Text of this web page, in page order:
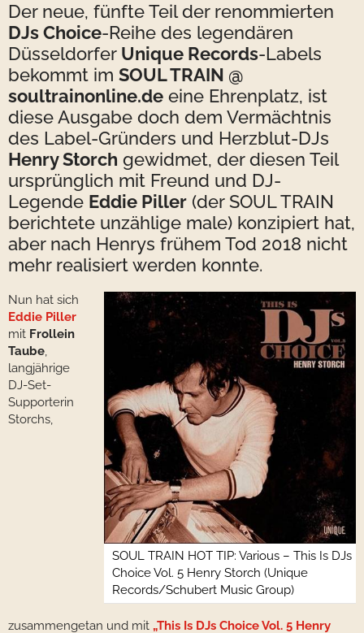
Der neue, fünfte Teil der renommierten
DJs Choice-Reihe des legendären
Düsseldorfer Unique Records-Labels
bekommt im SOUL TRAIN @
soultrainonline.de eine Ehrenplatz, ist
diese Ausgabe doch dem Vermächtnis
des Label-Gründers und Herzblut-DJs
Henry Storch gewidmet, der diesen Teil
ursprünglich mit Freund und DJ-
Legende Eddie Piller (der SOUL TRAIN
berichtete unzählige male) konzipiert hat,
aber nach Henrys frühem Tod 2018 nicht
mehr realisiert werden konnte.
SOUL TRAIN HOT TIP: Various – This Is DJs
Choice Vol. 5 Henry Storch (Unique
Records/Schubert Music Group)
Nun hat sich
Eddie Piller
mit Frollein
Taube,
langjährige
DJ-Set-
Supporterin
Storchs,
zusammengetan und mit „This Is DJs Choice Vol. 5 Henry